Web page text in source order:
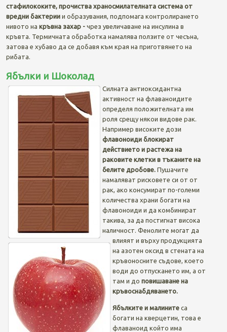
стафилококите, прочиства храносмилателната система от
вредни бактериии образувания, подпомага контролирането
нивото на кръвна захар -чрез увеличаване на инсулина в
кръвта. Термичната обработка намалява ползите от чесъна,
затова е хубаво да се добавя към края на приготвянето на
рибата.
Ябълки и Шоколад
Силната антиоксидантна
активност на флаваноидите
определя положителната им
роля срещу някои видове рак.
Например високите дози
флавоноиди блокират
действието и растежа на
раковите клетки в тъканите на
белите дробове. Пушачите
намаляват рисковете си от от
рак, ако консумират по-големи
количества храни богати на
флавоноиди и да комбинират
такива, за да постигнат висока
наличност. Фенолите могат да
влияят и върху продукцията
на азотен оксид в стената на
кръвоносните съдове, което
води до отпускането им, а от
там и до повишаване на
кръвоснабдяването.
Ябълките и малинитеса
богати на кверцетин, това е
флаваноид който има